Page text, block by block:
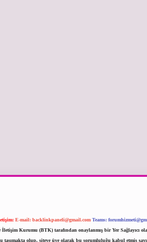
E-mail: backlinkpaneli@gmail.com Teams:
Kurumu (BTK) tarafından onaylanmış bir Yer
olup, siteye üye olarak bu sorumluluğu kabul etmiş